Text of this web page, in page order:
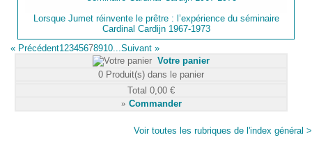
Lorsque Jumet réinvente le prêtre : l’expérience du séminaire
Cardinal Cardijn 1967-1973
« Précédent12345678910...Suivant »
Votre panier
0 Produit(s) dans le panier
Total 0,00 €
» Commander
Voir toutes les rubriques de l'index général >